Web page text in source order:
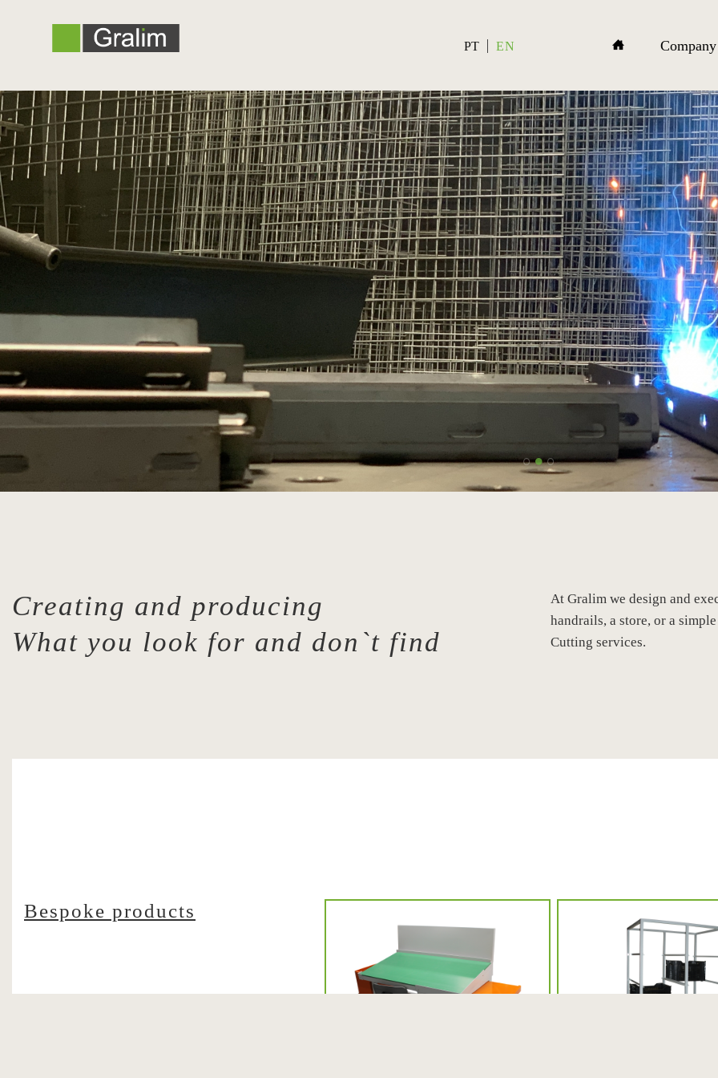
PT EN Company
Creating and producing
What you look for and don`t find
At Gralim we design and
handrails, a store, or a
Cutting services.
Bespoke products